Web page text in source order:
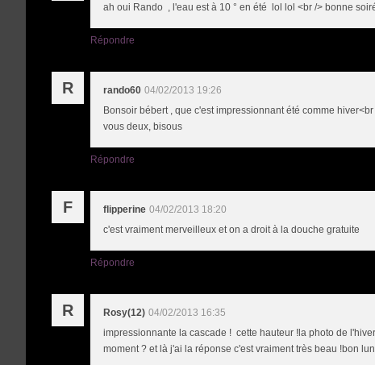
ah oui Rando , l'eau est à 10 ° en été lol lol <br /> bonne
Répondre
R rando60 04/02/2013 19:26
Bonsoir bébert , que c'est impressionnant été comme
vous deux, bisous
Répondre
F flipperine 04/02/2013 18:20
c'est vraiment merveilleux et on a droit à la douche gratuite
Répondre
R Rosy(12) 04/02/2013 16:35
impressionnante la cascade ! cette hauteur !la photo de
moment ? et là j'ai la réponse c'est vraiment très beau !bon